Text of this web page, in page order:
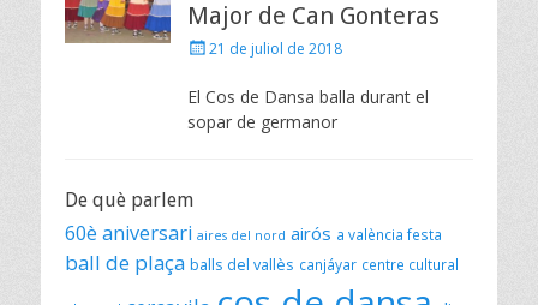
Major de Can Gonteras
Posted
21 de juliol de 2018
El Cos de Dansa balla durant el
sopar de germanor
De què parlem
60è aniversari aires del nord airós a valència festa
ball de plaça balls del vallès canjáyar centre cultural